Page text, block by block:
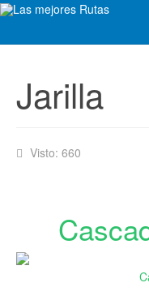
Jarilla
Visto: 660